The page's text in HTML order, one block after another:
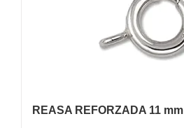
REASA REFORZADA 11 mm